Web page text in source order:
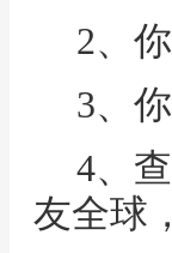
2、
3、
4、
友全球